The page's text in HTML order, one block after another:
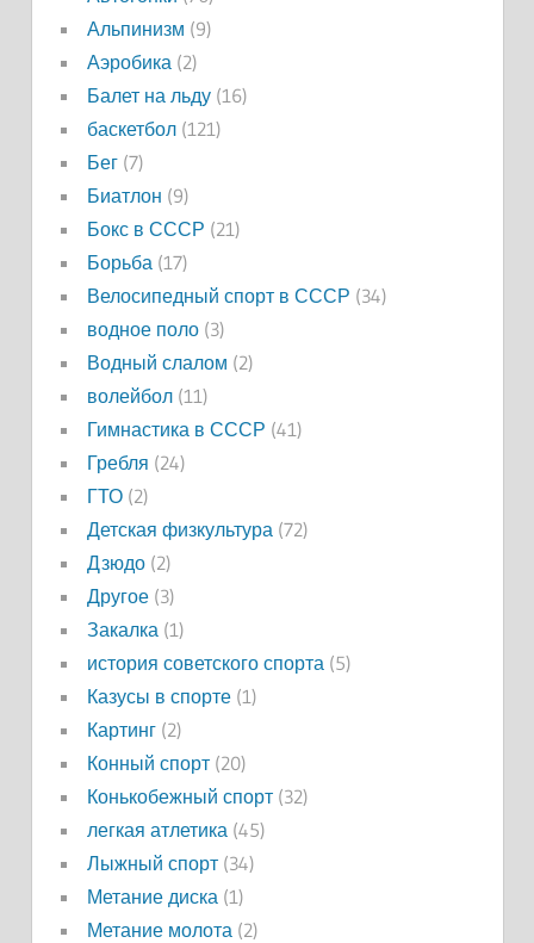
Альпинизм (9)
Аэробика (2)
Балет на льду(16)
баскетбол(121)
Бег(7)
Биатлон (9)
Бокс в СССР (21)
Борьба (17)
Велосипедный спорт в СССР (34)
водное поло(3)
Водный слалом (2)
волейбол(11)
Гимнастика в СССР (41)
Гребля (24)
ГТО(2)
Детская физкультура (72)
Дзюдо(2)
Другое(3)
Закалка (1)
история советского спорта (5)
Казусы в спорте(1)
Картинг(2)
Конный спорт(20)
Конькобежный спорт(32)
легкая атлетика (45)
Лыжный спорт(34)
Метание диска (1)
Метание молота (2)